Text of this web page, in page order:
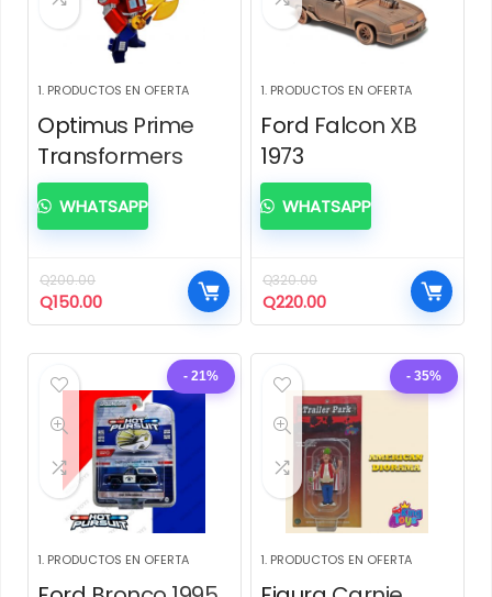
1. PRODUCTOS EN OFERTA
Optimus Prime
Transformers
Q200.00
El
precio
Q200.00.
Q150.00El
precio
Q150.00.
WHATSAPP
1. PRODUCTOS EN OFERTA
Ford Falcon XB
1973
Q320.00
El
precio
Q320.00.
Q220.00El
precio
Q220.00.
WHATSAPP
- 21%
1. PRODUCTOS EN OFERTA
- 35%
1. PRODUCTOS EN OFERTA